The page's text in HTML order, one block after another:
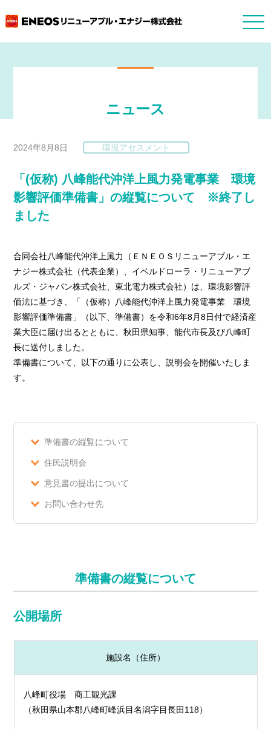
ニュース
2024年8月8日 環境アセスメント
「(仮称) 八峰能代沖洋上風力発電事業 環境
影響評価準備書」の縦覧について ※終了し
ました
合同会社八峰能代沖洋上風力（ＥＮＥＯＳリニューアブル・エ
ナジー株式会社（代表企業）、イベルドローラ・リニューアブ
ルズ・ジャパン株式会社、東北電力株式会社）は、環境影響評
価法に基づき、「（仮称）八峰能代沖洋上風力発電事業 環境
影響評価準備書」（以下、準備書）を令和6年8月8日付で経済産
業大臣に届け出るとともに、秋田県知事、能代市長及び八峰町
長に送付しました。
準備書について、以下の通りに公表し、説明会を開催いたしま
す。
準備書の縦覧について
住民説明会
意見書の提出について
お問い合わせ先
準備書の縦覧について
公開場所
施設名（住所）
八峰町役場 商工観光課
（秋田県山本郡八峰町峰浜目名潟字目長田118）